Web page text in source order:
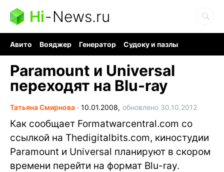
Hi-News.ru
Авито Вояджер Генератор
Судоку и пазлы
Paramount и Universal
переходят на Blu-ray
Татьяна Смирнова ∙ 10.01.2008, обновлено 30.10.2012
Как сообщает Formatwarcentral.com со
ссылкой на Thedigitalbits.com, киностудии
Paramount и Universal планируют в скором
времени перейти на формат Blu-ray.